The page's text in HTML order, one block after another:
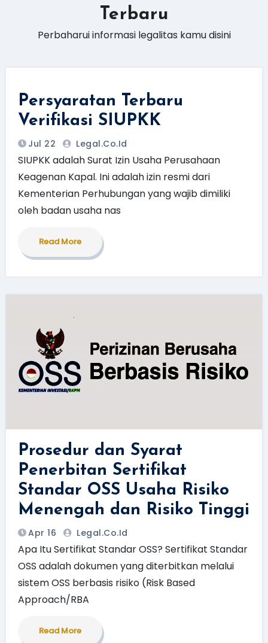
Terbaru
Perbaharui informasi legalitas kamu disini
Persyaratan Terbaru
Verifikasi SIUPKK
Jul 22 Legal.Co.id
SIUPKK adalah Surat Izin Usaha Perusahaan
Keagenan Kapal. Ini adalah izin resmi dari
Kementerian Perhubungan yang wajib dimiliki
oleh badan usaha nas
Read More
Prosedur dan Syarat
Penerbitan Sertifikat
Standar OSS Usaha Risiko
Menengah dan Risiko Tinggi
Apr 16 Legal.Co.id
Apa Itu Sertifikat Standar OSS? Sertifikat Standar
OSS adalah dokumen yang diterbitkan melalui
sistem OSS berbasis risiko (Risk Based
Approach/RBA
Read More